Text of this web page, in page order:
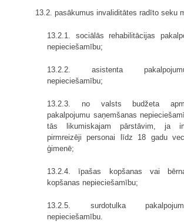
13.2. pasākumus invaliditātes radīto seku
13.2.1. sociālās rehabilitācijas
nepieciešamību;
13.2.2. asistenta
nepieciešamību;
13.2.3. no valsts budžeta
pakalpojumu saņemšanas
tās likumiskajam pārstāvim, ja
pirmreizēji personai līdz 18 gadu
ģimenē;
13.2.4. īpašas kopšanas vai
kopšanas nepieciešamību;
13.2.5. surdotulka
nepieciešamību.